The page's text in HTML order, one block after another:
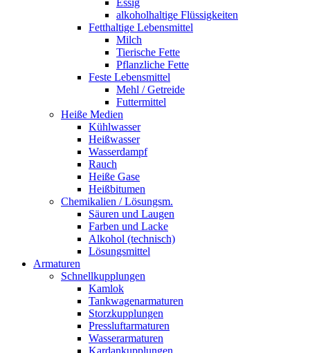
Essig
alkoholhaltige Flüssigkeiten
Fetthaltige Lebensmittel
Milch
Tierische Fette
Pflanzliche Fette
Feste Lebensmittel
Mehl / Getreide
Futtermittel
Heiße Medien
Kühlwasser
Heißwasser
Wasserdampf
Rauch
Heiße Gase
Heißbitumen
Chemikalien / Lösungsm.
Säuren und Laugen
Farben und Lacke
Alkohol (technisch)
Lösungsmittel
Armaturen
Schnellkupplungen
Kamlok
Tankwagenarmaturen
Storzkupplungen
Pressluftarmaturen
Wasserarmaturen
Kardankupplungen